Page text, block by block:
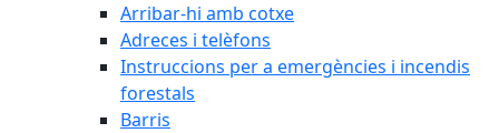
Arribar-hi amb cotxe
Adreces i telèfons
Instruccions per a emergències i incendis
forestals
Barris